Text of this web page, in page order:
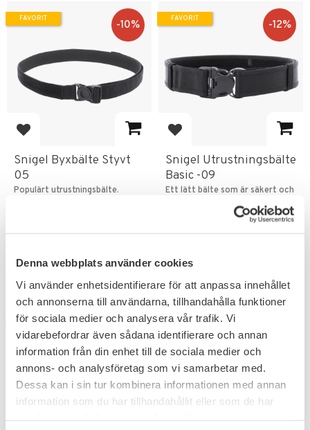
Denna webbplats använder cookies
Vi använder enhetsidentifierare för att anpassa innehållet
och annonserna till användarna, tillhandahålla funktioner
för sociala medier och analysera vår trafik. Vi
vidarebefordrar även sådana identifierare och annan
information från din enhet till de sociala medier och
annons- och analysföretag som vi samarbetar med.
Dessa kan i sin tur kombinera informationen med annan
information som du har tillhandahållit eller som de har
Lägg till i favoriter
Snigel Byxbälte Styvt
05
Populärt utrustningsbälte.
309KR
10%
FAVORIT
Lägg till i favoriter
Snigel Utrustningsbälte
Basic -09
Ett lätt bälte som är säkert och
529KR
12%
FAVORIT
12
FAVORIT FAVORIT
UTGÅENDE